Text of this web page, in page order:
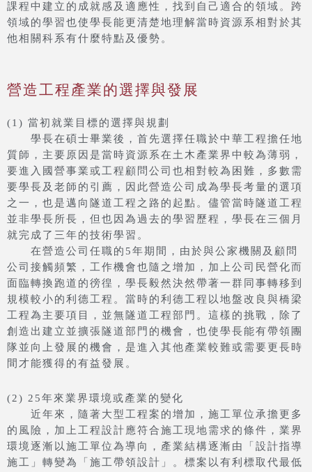
課程中建立的成就感及適應性，找到自己適合的領域。跨
領域的學習也使學長能更清楚地理解當時資源系相對於其
他相關科系有什麼特點及優勢。
營造工程產業的選擇與發展
(1) 當初就業目標的選擇與規劃
學長在碩士畢業後，首先選擇任職於中華工程擔任地
質師，主要原因是當時資源系在土木產業界中較為薄弱，
要進入國營事業或工程顧問公司也相對較為困難，多數需
要學長及老師的引薦，因此營造公司成為學長考量的選項
之一，也是邁向隧道工程之路的起點。儘管當時隧道工程
並非學長所長，但也因為過去的學習歷程，學長在三個月
就完成了三年的技術學習。
在營造公司任職的5年期間，由於與公家機關及顧問
公司接觸頻繁，工作機會也隨之增加，加上公司民營化而
面臨轉換跑道的徬徨，學長毅然決然帶著一群同事轉移到
規模較小的利德工程。當時的利德工程以地盤改良與橋梁
工程為主要項目，並無隧道工程部門。這樣的挑戰，除了
創造出建立並擴張隧道部門的機會，也使學長能有帶領團
隊並向上發展的機會，是進入其他產業較難或需要更長時
間才能獲得的有益發展。
(2) 25年來業界環境或產業的變化
近年來，隨著大型工程案的增加，施工單位承擔更多
的風險，加上工程設計應符合施工現地需求的條件，業界
環境逐漸以施工單位為導向，產業結構逐漸由「設計指導
施工」轉變為「施工帶領設計」。標案以有利標取代最低